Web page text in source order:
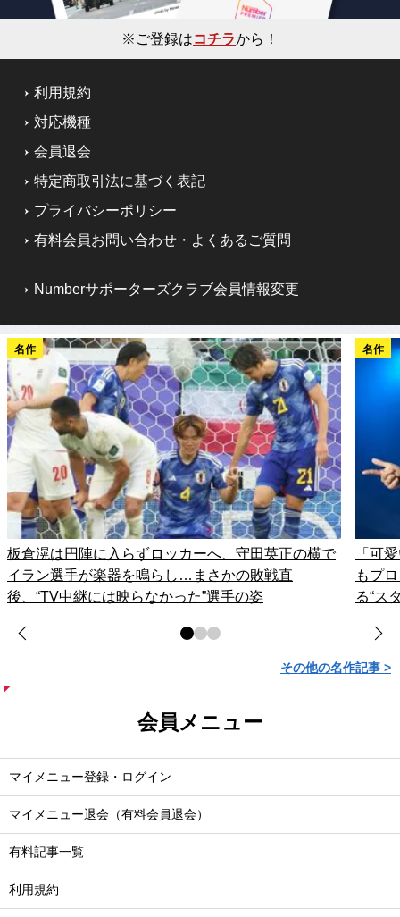
※ご登録はコチラから！
利用規約
対応機種
会員退会
特定商取引法に基づく表記
プライバシーポリシー
有料会員お問い合わせ・よくあるご質問
Numberサポーターズクラブ会員情報変更
名作
板倉滉は円陣に入らずロッカーへ、守田英正の横で
イラン選手が楽器を鳴らし…まさかの敗戦直
後、“TV中継には映らなかった”選手の姿
名作
「可
もプ
る“ス
その他の名作記事 >
会員メニュー
マイメニュー登録・ログイン
マイメニュー退会（有料会員退会）
有料記事一覧
利用規約